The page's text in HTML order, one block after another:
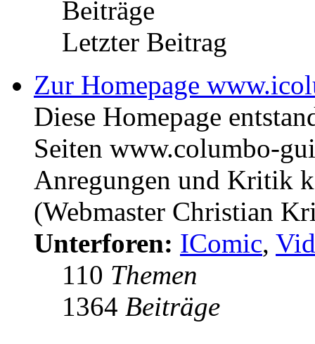
Beiträge
Letzter Beitrag
Zur Homepage
Diese Homepage
Seiten www.columbo-
Anregungen und Kritik
(Webmaster Christian
Unterforen: IComic,
110 Themen
1364 Beiträge